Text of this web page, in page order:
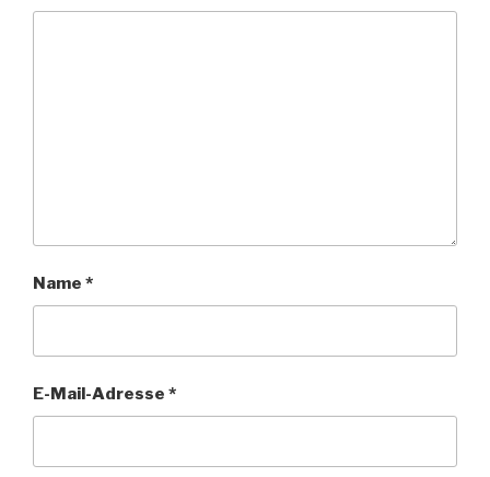
Name *
E-Mail-Adresse *